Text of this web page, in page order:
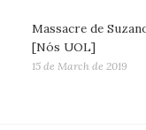
Massacre de
[Nós UOL]
15 de March de 2019